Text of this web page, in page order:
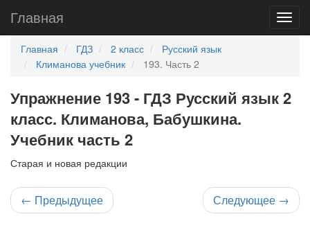
Главная
Главная ГДЗ 2 класс
Русский язык
Климанова учебник
193. Часть 2
Упражнение 193 - ГДЗ Русский язык 2
класс. Климанова, Бабушкина.
Учебник часть 2
Старая и новая редакции
← Предыдущее Следующее →